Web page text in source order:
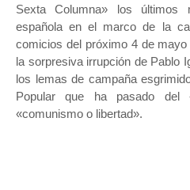
Sexta Columna» los últimos
española en el marco de la
comicios del próximo 4 de
la sorpresiva irrupción de Pablo
los lemas de campaña
Popular que ha pasado del
«comunismo o libertad».